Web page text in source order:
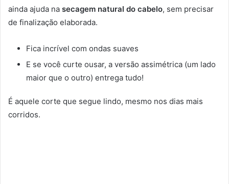
ainda ajuda na secagem natural do cabelo, sem precisar
de finalização elaborada.
Fica incrível com ondas suaves
E se você curte ousar, a versão assimétrica (um lado
maior que o outro) entrega tudo!
É aquele corte que segue lindo, mesmo nos dias mais
corridos.